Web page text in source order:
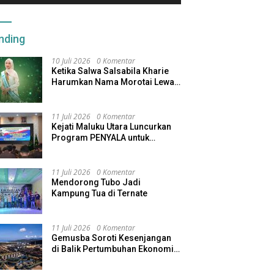
10 Juli 2026 0 Komentar
Ketika Salwa Salsabila Kharie
Harumkan Nama Morotai Lewat
11 Juli 2026 0 Komentar
Kejati Maluku Utara Luncurkan
Program PENYALA untuk
11 Juli 2026 0 Komentar
Mendorong Tubo Jadi
Kampung Tua di Ternate
11 Juli 2026 0 Komentar
Gemusba Soroti Kesenjangan
di Balik Pertumbuhan Ekonomi